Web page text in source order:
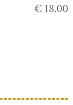
€ 18.00